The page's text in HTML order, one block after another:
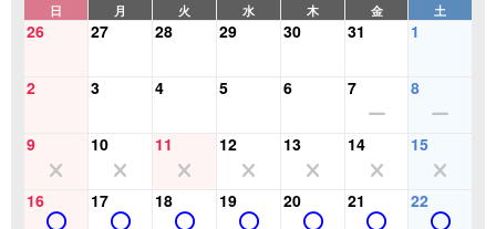
日 月 火 水 木 金 土
26 27 28 29 30 31 1
2 3 4 5 6 7 8
9 10 11 12 13 14 15
16 17 18 19 20 21 22